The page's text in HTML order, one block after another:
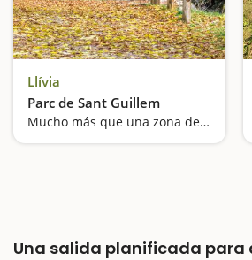
Llívia
Parc de Sant Guillem
Mucho más que una zona de pícnic
Una salida planificada para